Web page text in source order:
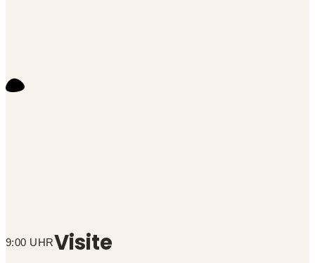
9:00 UHRVisite